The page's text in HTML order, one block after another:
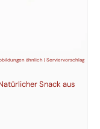
ähnlich | Serviervorschlag
Snack aus